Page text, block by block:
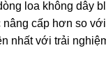
loa không dây
cấp hơn so
nhất với trải